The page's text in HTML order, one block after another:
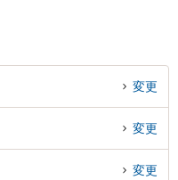
変更
変更
変更